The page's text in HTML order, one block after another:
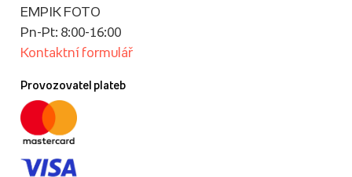
EMPIK FOTO
Pn-Pt: 8:00-16:00
Kontaktní formulář
Provozovatel plateb